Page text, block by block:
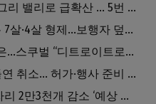
LA 북부 고먼 ‘리지 산불’, 헝그리 밸리로 급확산 … 5번 Fwy 양방향 전면 폐쇄
부모 잠든 사이 차 몰고 나온 7살·4살 형제…보행자 덮쳐 중태
몸은 다저스에 있는데 마음은…스쿠벌 “디트로이트로 돌아가고파”
사상 첫 LA 재즈 페스티벌 돌연 취소… 허가·행사 준비 문제로 일정 변경
미 고용시장 급랭 … 7월 일자리 2만3천개 감소 ‘예상 밖 쇼크’